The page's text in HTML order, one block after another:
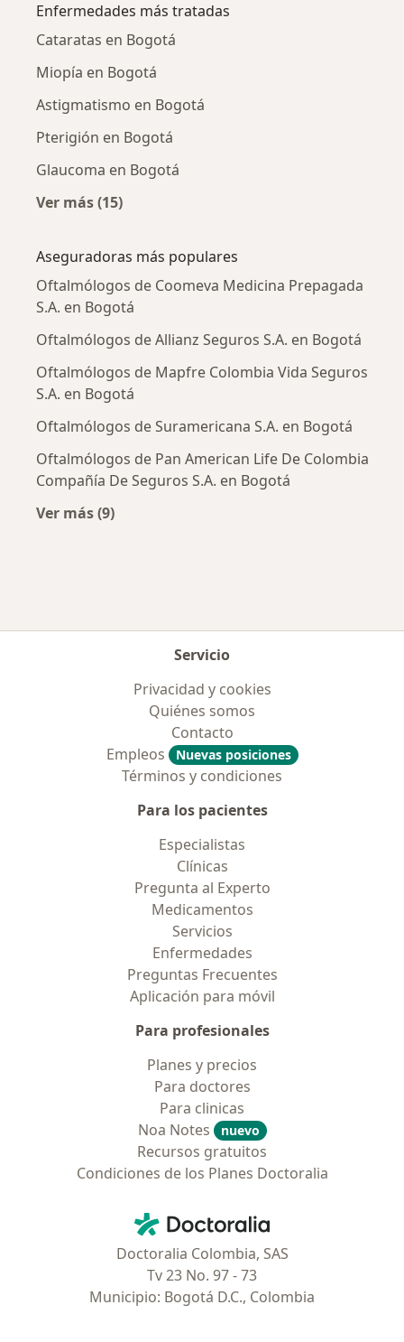
Enfermedades más tratadas
Cataratas en Bogotá
Miopía en Bogotá
Astigmatismo en Bogotá
Pterigión en Bogotá
Glaucoma en Bogotá
Ver más (15)
Aseguradoras más populares
Oftalmólogos de Coomeva Medicina Prepagada
S.A. en Bogotá
Oftalmólogos de Allianz Seguros S.A. en Bogotá
Oftalmólogos de Mapfre Colombia Vida Seguros
S.A. en Bogotá
Oftalmólogos de Suramericana S.A. en Bogotá
Oftalmólogos de Pan American Life De Colombia
Compañía De Seguros S.A. en Bogotá
Ver más (9)
Servicio
Privacidad y cookies
Quiénes somos
Contacto
Empleos
Nuevas posiciones
Términos y condiciones
Para los pacientes
Especialistas
Clínicas
Pregunta al Experto
Medicamentos
Servicios
Enfermedades
Preguntas Frecuentes
Aplicación para móvil
Para profesionales
Planes y precios
Para doctores
Para clinicas
Noa Notes
nuevo
Recursos gratuitos
Condiciones de los Planes Doctoralia
Doctoralia - Página de inicio
Doctoralia Colombia, SAS
Tv 23 No. 97 - 73
Municipio: Bogotá D.C., Colombia